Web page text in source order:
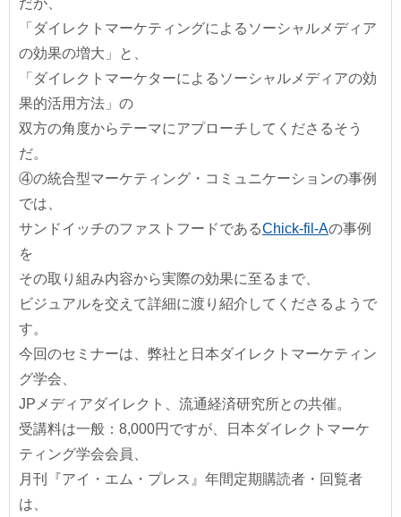
「ダイレクトマーケティングによるソーシャルメディア
の効果の増大」と、
「ダイレクトマーケターによるソーシャルメディアの効
果的活用方法」の
双方の角度からテーマにアプローチしてくださるそう
だ。
④の統合型マーケティング・コミュニケーションの事例
では、
サンドイッチのファストフードであるChick-fil-Aの事例
を
その取り組み内容から実際の効果に至るまで、
ビジュアルを交えて詳細に渡り紹介してくださるようで
す。
今回のセミナーは、弊社と日本ダイレクトマーケティン
グ学会、
JPメディアダイレクト、流通経済研究所との共催。
受講料は一般：8,000円ですが、日本ダイレクトマーケ
ティング学会会員、
月刊『アイ・エム・プレス』年間定期購読者・回覧者
は、